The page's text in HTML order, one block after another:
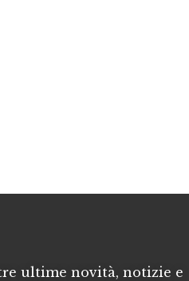
ultime novità, notizie e